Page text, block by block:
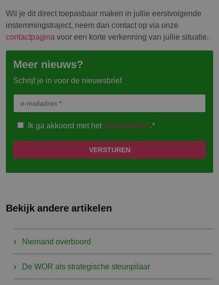
Wil je dit direct toepasbaar maken in jullie eerstvolgende
instemmingstraject, neem dan contact op via onze
contactpaginavoor een korte verkenning van jullie situatie.
Meer nieuws?
Schrijf je in voor de nieuwsbrief
Ik ga akkoord met hetprivacybeleid.*
Bekijk andere artikelen
Niemand overboord
De WOR als strategische steunpilaar